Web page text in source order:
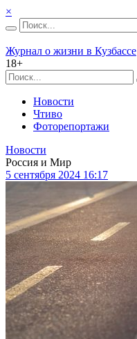
×
Журнал о жизни в Кузбассе
18+
Новости
Чтиво
Фоторепортажи
Новости
Россия и Мир
5 сентября 2024 16:17